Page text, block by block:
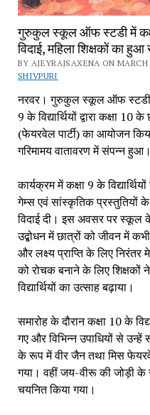
गुरुकुल स्कूल ऑफ स्टडी में
विदाई, महिला शिक्षकों का
BY AJEYRAJSAXENA ON MARCH
SHIVPURI
नरवर। गुरुकुल स्कूल ऑफ स्टडी में
9 के विद्यार्थियों द्वारा कक्षा 10
(फेयरवेल पार्टी) का आयोजन
गरिमामय वातावरण में संपन्न हुआ।
कार्यक्रम में कक्षा 9 के
गेम्स एवं सांस्कृतिक प्रस्तुतियों के
विदाई दी। इस अवसर पर स्कूल
उद्बोधन में छात्रों को जीवन में
और लक्ष्य प्राप्ति के लिए
को रोचक बनाने के लिए शिक्षकों
विद्यार्थियों का उत्साह बढ़ाया।
समारोह के दौरान कक्षा 10 के
गए और विभिन्न उपाधियों से
के रूप में वीर जैन तथा मिस
गया। वहीं जय-वीरू की जोड़ी
चयनित किया गया।